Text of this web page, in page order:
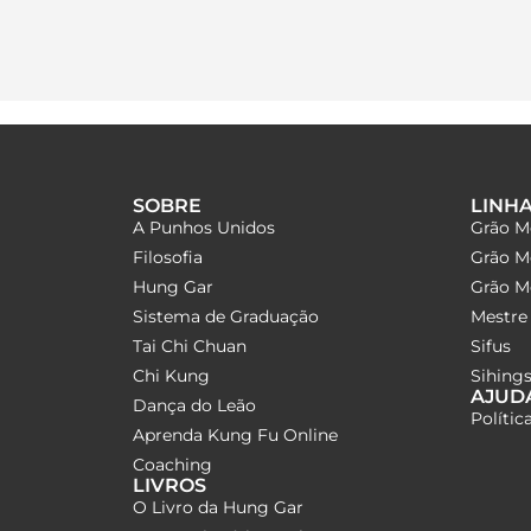
SOBRE
A Punhos Unidos
Filosofia
Hung Gar
Sistema de Graduação
Tai Chi Chuan
Chi Kung
Dança do Leão
Aprenda Kung Fu Online
Coaching
LIVROS
O Livro da Hung Gar
Grão
Grão
Grão
Sifus